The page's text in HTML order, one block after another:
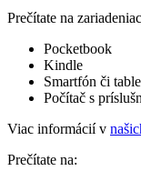
Prečítate na
Pocketbook
Kindle
Smartfón či
Počítač s
Viac informácií v
Prečítate na: